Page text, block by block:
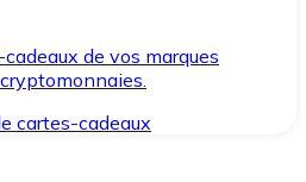
de vos marques
cartes-cadeaux